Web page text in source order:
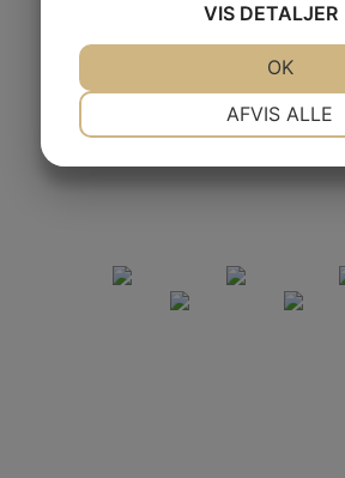
VIS DETALJER
AFVIS ALLE
OK